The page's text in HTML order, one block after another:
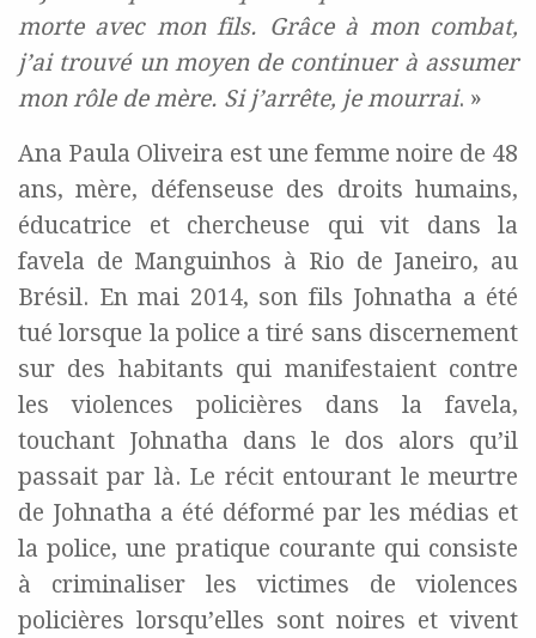
morte avec mon fils. Grâce à mon combat,
j’ai trouvé un moyen de continuer à assumer
mon rôle de mère. Si j’arrête, je mourrai. »
Ana Paula Oliveira est une femme noire de 48
ans, mère, défenseuse des droits humains,
éducatrice et chercheuse qui vit dans la
favela de Manguinhos à Rio de Janeiro, au
Brésil. En mai 2014, son fils Johnatha a été
tué lorsque la police a tiré sans discernement
sur des habitants qui manifestaient contre
les violences policières dans la favela,
touchant Johnatha dans le dos alors qu’il
passait par là. Le récit entourant le meurtre
de Johnatha a été déformé par les médias et
la police, une pratique courante qui consiste
à criminaliser les victimes de violences
policières lorsqu’elles sont noires et vivent